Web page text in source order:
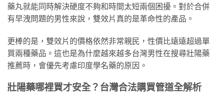
藥丸就能同時解決硬度不夠和時間太短兩個困擾。對於合併
有早洩問題的男性來說，雙效片真的是革命性的產品。
更棒的是，雙效片的價格依然非常親民，性價比遠遠超過單
買兩種藥品。這也是為什麼越來越多台灣男性在搜尋壯陽藥
推薦時，會優先考慮印度學名藥的原因。
壯陽藥哪裡買才安全？台灣合法購買管道全解析